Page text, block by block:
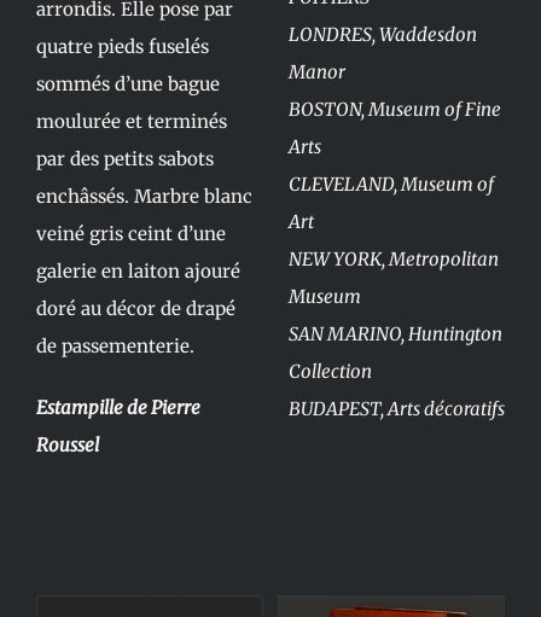
arrondis. Elle pose par
quatre pieds fuselés
sommés d’une bague
moulurée et terminés
par des petits sabots
enchâssés. Marbre blanc
veiné gris ceint d’une
galerie en laiton ajouré
doré au décor de drapé
de passementerie.
Estampille de Pierre
Roussel
LONDRES, Waddesdon
Manor
BOSTON, Museum of Fine
Arts
CLEVELAND, Museum of
Art
NEW YORK, Metropolitan
Museum
SAN MARINO, Huntington
Collection
BUDAPEST, Arts décoratifs